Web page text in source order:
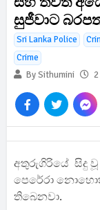
සුජීවාට
Sri Lanka Police
Crime
By Sithumini
අතුරුගිරියේ සිදු
පෙරේරා
තිබෙනවා.